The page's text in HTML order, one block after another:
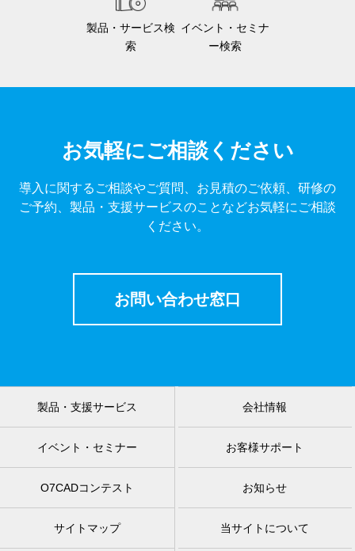
製品・サービス検
索
イベント・セミナ
ー検索
お気軽にご相談ください
導入に関するご相談やご質問、お見積のご依頼、研修の
ご予約、製品・支援サービスのことなどお気軽にご相談
ください。
お問い合わせ窓口
製品・支援サービス 会社情報
イベント・セミナー お客様サポート
O7CADコンテスト お知らせ
サイトマップ 当サイトについて